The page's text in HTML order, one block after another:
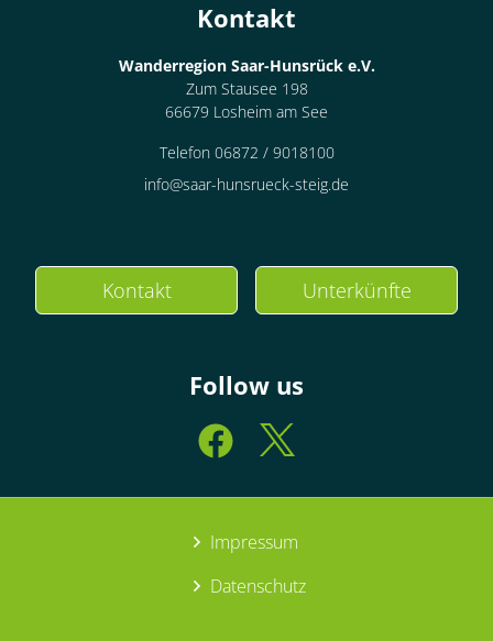
Kontakt
Wanderregion Saar-Hunsrück e.V.
Zum Stausee 198
66679 Losheim am See
Telefon 06872 / 9018100
info@saar-hunsrueck-steig.de
Kontakt Unterkünfte
Follow us
Impressum
Datenschutz